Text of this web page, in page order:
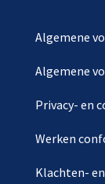
Algemene
Algemene
Privacy- en
Werken
Klachten-